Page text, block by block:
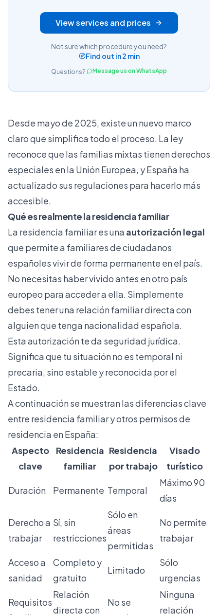
View services and prices
Not sure which procedure you need?
Find out in 2 min
Questions? Message us on WhatsApp
Desde mayo de 2025, existe un nuevo marco
claro que simplifica todo el proceso. La ley
reconoce que las familias mixtas tienen derechos
especiales en la Unión Europea, y España ha
actualizado sus regulaciones para hacerlo más
accesible.
Qué es realmente la residencia familiar
La residencia familiar es una autorización legal
que permite a familiares de ciudadanos
españoles vivir de forma permanente en el país.
No necesitas haber vivido antes en otro país
europeo para acceder a ella. Simplemente
debes tener una relación familiar directa con
alguien que tenga nacionalidad española.
Esta autorización te da seguridad jurídica.
Significa que tu situación no es temporal ni
precaria, sino estable y reconocida por el
Estado.
A continuación se muestran las diferencias clave
entre residencia familiar y otros permisos de
residencia en España:
Aspecto
clave
Residencia
familiar
Residencia
por trabajo
Visado
turístico
Duración Permanente Temporal
Máximo 90
días
Derecho a
trabajar
Sí, sin
restricciones
Sólo en
áreas
permitidas
No permite
trabajar
Acceso a
sanidad
Completo y
gratuito
Limitado
Sólo
urgencias
Requisitos
Relación
directa con
No se
Ninguna
relación